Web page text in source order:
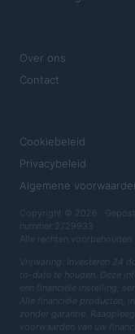
Over ons
Contact
Cookiebeleid
Privacybeleid
Algemene
Copyright © 2026 ·
nummer 2729933
Alle rechten voorbehouden
Vrijwaring: Investeren 24
to-date te houden. Deze
een financiële instelling,
Alle financiële producten,
zonder garantie.
voorwaarden van uw